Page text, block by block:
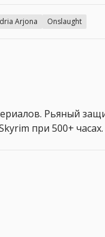
Arjona Onslaught
Рьяный
при 500+